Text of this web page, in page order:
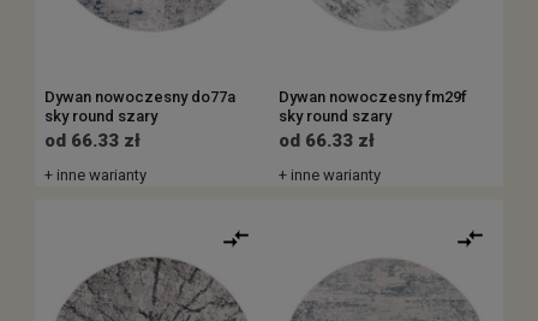
Dywan nowoczesny do77a
sky round szary
od 66.33 zł
+ inne warianty
Dywan nowoczesny fm29f
sky round szary
od 66.33 zł
+ inne warianty